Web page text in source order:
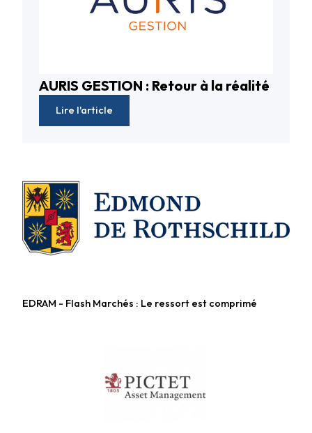
Fonds diversifiés
AURIS GESTION : Retour à la réalité
Lire l'article
Fonds diversifiés
EDRAM - Flash Marchés : Le ressort est comprimé